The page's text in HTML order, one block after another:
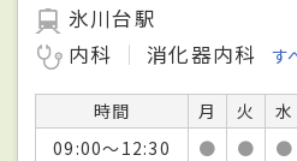
氷川台駅
内科
消化器内科 す
時間 月 火 水
09:00～12:30
● ● ●